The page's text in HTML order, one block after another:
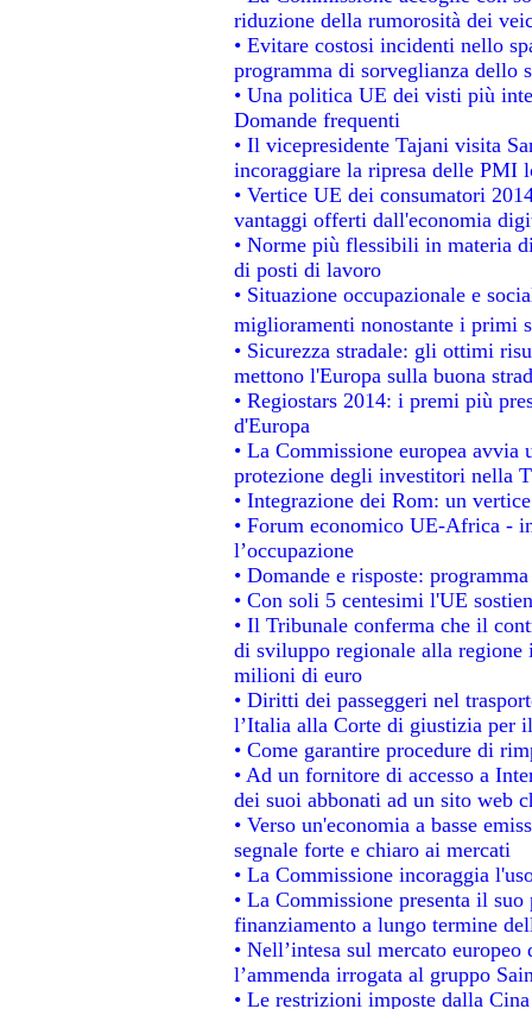
riduzione della rumorosità dei
• Evitare costosi incidenti nello
programma di sorveglianza dello
• Una politica UE dei visti più
Domande frequenti
• Il vicepresidente Tajani visita
incoraggiare la ripresa delle PMI
• Vertice UE dei consumatori
vantaggi offerti dall'economia
• Norme più flessibili in materia
di posti di lavoro
• Situazione occupazionale e
miglioramenti nonostante i primi
• Sicurezza stradale: gli ottimi
mettono l'Europa sulla buona
• Regiostars 2014: i premi più
d'Europa
• La Commissione europea
protezione degli investitori nella
• Integrazione dei Rom: un
• Forum economico UE-Africa -
l’occupazione
• Domande e risposte:
• Con soli 5 centesimi l'UE
• Il Tribunale conferma che il
di sviluppo regionale alla regione
milioni di euro
• Diritti dei passeggeri nel
l’Italia alla Corte di giustizia per
• Come garantire procedure di
• Ad un fornitore di accesso a
dei suoi abbonati ad un sito web
• Verso un'economia a basse
segnale forte e chiaro ai mercati
• La Commissione incoraggia
• La Commissione presenta il
finanziamento a lungo termine
• Nell’intesa sul mercato
l’ammenda irrogata al gruppo
• Le restrizioni imposte dalla